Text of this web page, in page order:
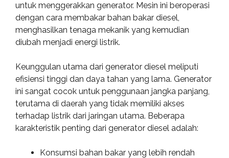
untuk menggerakkan generator. Mesin ini beroperasi
dengan cara membakar bahan bakar diesel,
menghasilkan tenaga mekanik yang kemudian
diubah menjadi energi listrik.
Keunggulan utama dari generator diesel meliputi
efisiensi tinggi dan daya tahan yang lama. Generator
ini sangat cocok untuk penggunaan jangka panjang,
terutama di daerah yang tidak memiliki akses
terhadap listrik dari jaringan utama. Beberapa
karakteristik penting dari generator diesel adalah:
Konsumsi bahan bakar yang lebih rendah